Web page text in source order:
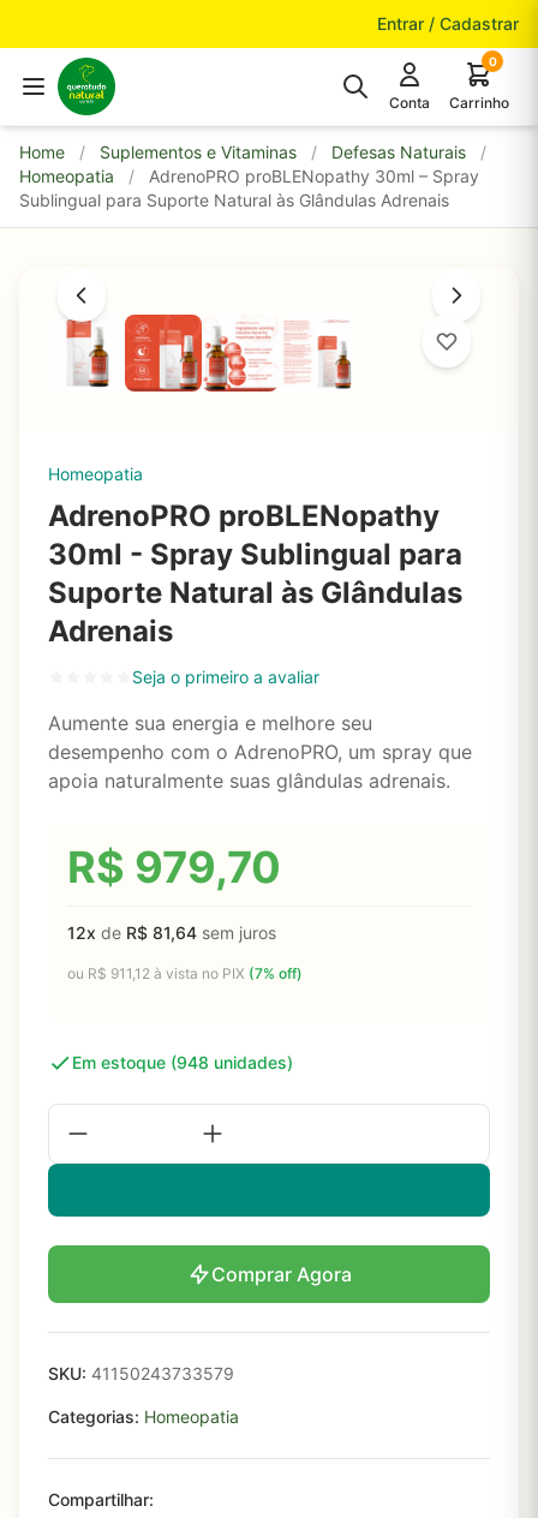
Entrar / Cadastrar
Conta
0
Carrinho
Home / Suplementos e Vitaminas / Defesas Naturais
/
Homeopatia
/
AdrenoPRO proBLENopathy 30ml – Spray
Sublingual para Suporte Natural às Glândulas Adrenais
Homeopatia
AdrenoPRO proBLENopathy
30ml - Spray Sublingual para
Suporte Natural às Glândulas
Adrenais
Seja o primeiro a avaliar
Aumente sua energia e melhore seu
desempenho com o AdrenoPRO, um spray que
apoia naturalmente suas glândulas adrenais.
R$ 979,70
12x de R$ 81,64 sem juros
ou R$ 911,12 à vista no PIX (7% off)
Em estoque (948 unidades)
Comprar Agora
SKU: 41150243733579
Categorias: Homeopatia
Compartilhar: